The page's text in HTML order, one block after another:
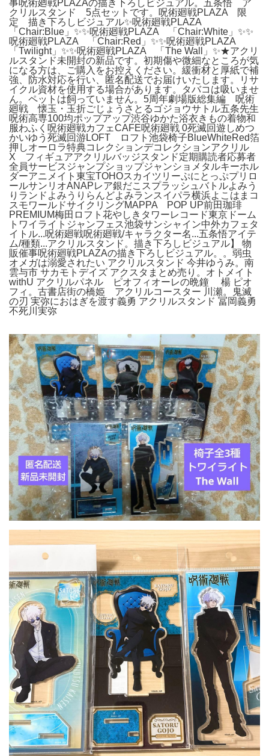
事呪術廻戦PLAZAの描き下ろしビジュアル。五条悟 ア
クリルスタンド 5点セットです。呪術廻戦PLAZA 限
定 描き下ろしビジュアル✨呪術廻戦PLAZA
「Chair:Blue」✨✨呪術廻戦PLAZA 「Chair:White」✨✨
呪術廻戦PLAZA 「Chair:Red」✨✨呪術廻戦PLAZA
「Twilight」✨✨呪術廻戦PLAZA 「The Wall」✨★アクリ
ルスタンド未開封の新品です。初期傷や微細なところが気
になる方は、ご購入をお控えください。緩衝材と厚紙で補
強、防水対応を行い、匿名配送でお届けいたします。リサ
イクル資材を使用する場合があります。タバコは吸いませ
ん。ペットは飼っていません。5周年劇場版総集編 呪術
廻戦 懐玉・玉折ごじょうさとるゴジョウサトル五条先生
呪術高専100均ポップアップ渋谷ゆかた浴衣きもの着物和
服わふく呪術廻戦カフェCAFE呪術廻戦 0死滅回遊しめつ
かいゆう死滅回游LOFT ロフト池袋椅子BlueWhiteRed箔
押しオーロラ特典コレクションデコレクションアクリル
X フィギュアアクリルバッジスタンド定期購読者応募者
全員サービスジャンプショップジャンショメタルキーホル
ダーアニメイト東宝TOHOスカイツリーぷにとっぷプリロ
ールサンリオANAPレア銀だこスプラッシュバトルよみう
りランドよみうりらんどよみランスイパラ横浜よこはまコ
スモワールドサイクリングMAPPA POP UP前田珈琲
PREMIUM梅田ロフト花やしきタワーレコード東京ドーム
トワイライトジャンフェス池袋サンシャイン中外カフェタ
イトル...呪術廻戦呪術廻戦/キャラクター名...五条悟アイテ
ム/種類...アクリルスタンド。描き下ろしビジュアル】 物
販催事呪術廻戦PLAZAの描き下ろしビジュアル。。弱虫
オメガは溺愛されたい アクリルスタンド 今井ゆうみ。南
雲与市 サカモトデイズ アクスタまとめ売り。オトメイト
withU アクリルパネル ピオフィオーレの晩鐘 楊 ピオ
フィ。古書店街の橋姫 アクリルコースター 川瀬。鬼滅
の刃 実弥におはぎを渡す義勇 アクリルスタンド 冨岡義勇
不死川実弥